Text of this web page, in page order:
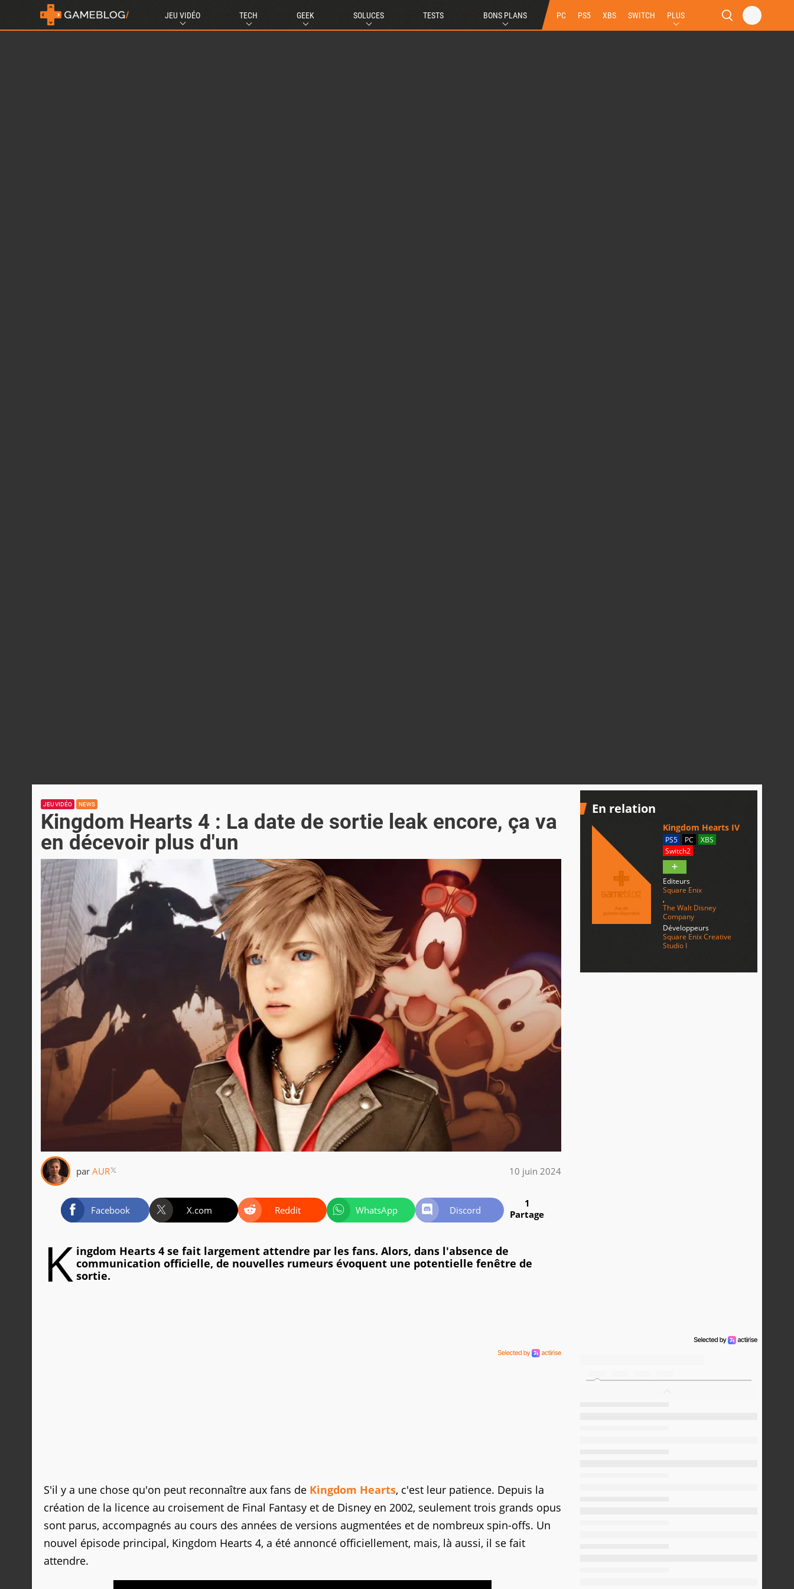
JEU VIDÉO TECH GEEK SOLUCES TESTS BONS PLANS PC PS5 XBS SWITCH PLUS
JEU VIDÉO NEWS
Kingdom Hearts 4 : La date de sortie leak encore, ça va
en décevoir plus d'un
par AUR 10 juin 2024
Facebook X.com Reddit WhatsApp Discord
1
Partage
K ingdom Hearts 4 se fait largement attendre par les fans. Alors, dans l'absence de
communication officielle, de nouvelles rumeurs évoquent une potentielle fenêtre de
sortie.
S'il y a une chose qu'on peut reconnaître aux fans de Kingdom Hearts, c'est leur patience. Depuis la
création de la licence au croisement de Final Fantasy et de Disney en 2002, seulement trois grands opus
sont parus, accompagnés au cours des années de versions augmentées et de nombreux spin-offs. Un
nouvel épisode principal, Kingdom Hearts 4, a été annoncé officiellement, mais, là aussi, il se fait
attendre.
En relation
Kingdom Hearts IV
PS5 PC
XBS
Switch2
Editeurs
Square Enix
,
The Walt Disney
Company
Développeurs
Square Enix Creative
Studio I